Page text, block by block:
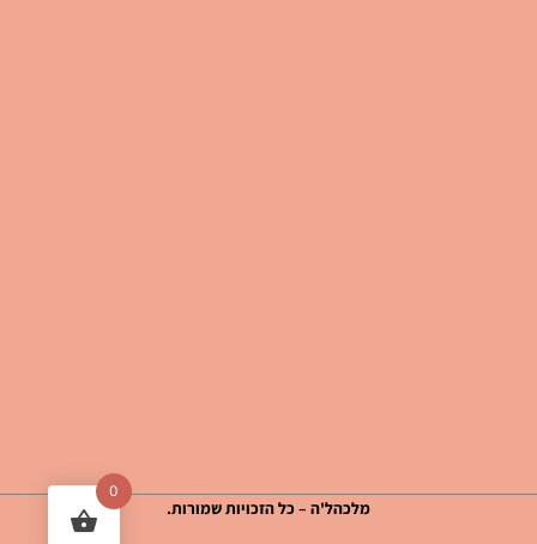
מלכהל'ה – כל הזכויות שמורות.
0